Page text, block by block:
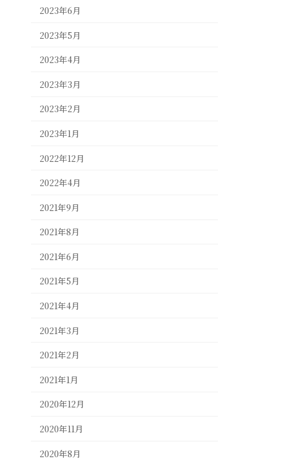
2023年6月
2023年5月
2023年4月
2023年3月
2023年2月
2023年1月
2022年12月
2022年4月
2021年9月
2021年8月
2021年6月
2021年5月
2021年4月
2021年3月
2021年2月
2021年1月
2020年12月
2020年11月
2020年8月